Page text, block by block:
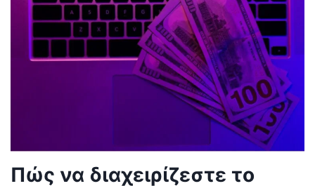
Πώς να διαχειρίζεστε το